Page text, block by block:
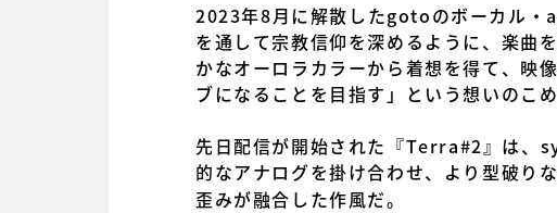
2023年8月に解散したgotoのボーカル・
を通して宗教信仰を深めるように、楽曲
かなオーロラカラーから着想を得て、映
ブになることを目指す」という想いのこ
先日配信が開始された『Terra#2』は、
的なアナログを掛け合わせ、より型破り
歪みが融合した作風だ。